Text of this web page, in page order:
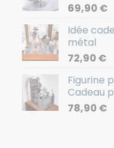
69,90 €
Idée
métal
72,90 €
Figurine
Cadeau
78,90 €